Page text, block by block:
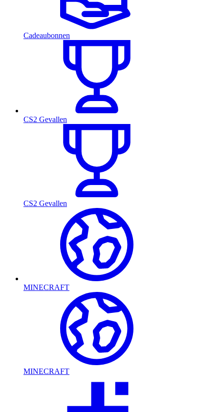
Cadeaubonnen
CS2 Gevallen
CS2 Gevallen
MINECRAFT
MINECRAFT